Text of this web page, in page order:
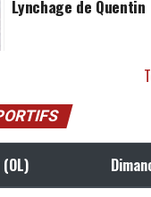
Lynchage de Quentin